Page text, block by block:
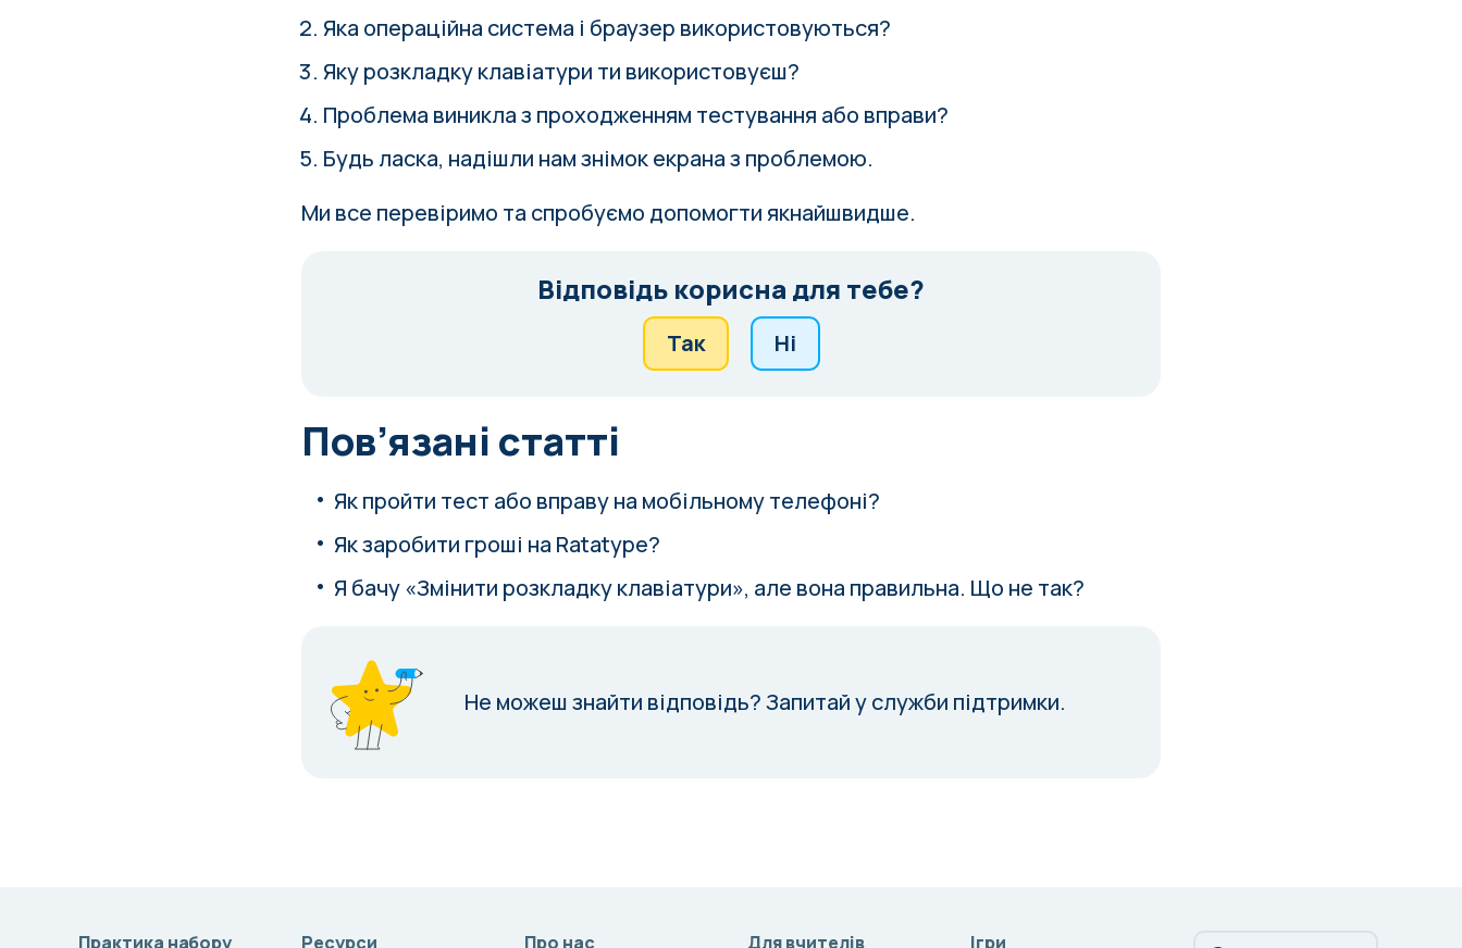
Яка операційна система і браузер використовуються?
Яку розкладку клавіатури ти використовуєш?
Проблема виникла з проходженням тестування або вправи?
Будь ласка, надішли нам знімок екрана з проблемою.
Ми все перевіримо та спробуємо допомогти якнайшвидше.
Відповідь корисна для тебе?
Так Ні
Пов’язані статті
Як пройти тест або вправу на мобільному телефоні?
Як заробити гроші на Ratatype?
Я бачу «Змінити розкладку клавіатури», але вона правильна. Що не так?
Не можеш знайти відповідь?Запитай у служби підтримки.
Практика набору Ресурси Про нас Для вчителів Ігри